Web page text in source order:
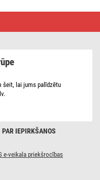
IEPIRKŠANOS
e-veikala priekšrocības
šeit, lai jums palīdzētu